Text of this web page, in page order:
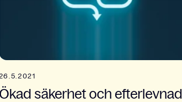
Ökad säkerhet och efterlevnad